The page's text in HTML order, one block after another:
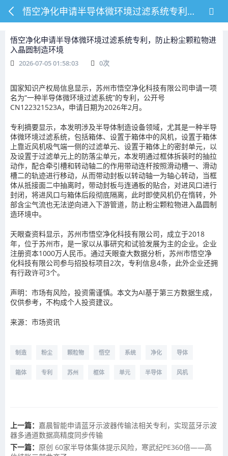
悟空净化申请半导体微环境过滤系统专利，防止粉尘颗粒物进入晶圆制造环境
悟空净化申请半导体微环境过滤系统专利，防止粉尘颗粒物进
入晶圆制造环境
2026-07-05 01:58:03 0次
国家知识产权局信息显示，苏州市悟空净化科技有限公司申请一项
名为“一种半导体微环境过滤系统”的专利，公开号
CN122321523A，申请日期为2026年2月。
专利摘要显示，本发明涉及半导体制造设备领域，尤其是一种半导
体微环境过滤系统，包括箱体、设置于箱体中的风机，设置于箱体
上靠近风机吸气端一侧的过滤单元、设置于箱体上的密封单元，以
及设置于过滤单元上的防落尘单元，本发明通过框体拆装时的抽拉
动作，配合牵引槽和转动轴二的作用带动连杆按照滑动槽一、滑动
槽二的轨迹进行移动，从而带动封板以转动轴一为轴心转动，当框
体从抵接面二中抽离时，带动封板与连通板的贴合，对进风口进行
封闭，将进风口与箱体后段彻底隔离，此时即使风机仍在惰转，外
部含尘气流也无法逆向进入下游管道，防止粉尘颗粒物进入晶圆制
造环境中。
天眼查资料显示，苏州市悟空净化科技有限公司，成立于2018
年，位于苏州市，是一家以从事研究和试验发展为主的企业。企业
注册资本1000万人民币。通过天眼查大数据分析，苏州市悟空净
化科技有限公司参与招投标项目2次，专利信息4条，此外企业还拥
有行政许可3个。
声明：市场有风险，投资需谨慎。本文为AI基于第三方数据生成，
仅供参考，不构成个人投资建议。
来源：市场资讯
制造 粉尘 颗粒物 悟空 系统 净化 导体
箱体 专利 苏州 框体 单元 半导体 风机
上一篇： 嘉晨智能申请蓝牙示波器传输法相关专利，实现蓝牙示波
器多通道数据高精度同步传输
下一篇： 原创 60家半导体集体提示风险，寒武纪PE360倍——高